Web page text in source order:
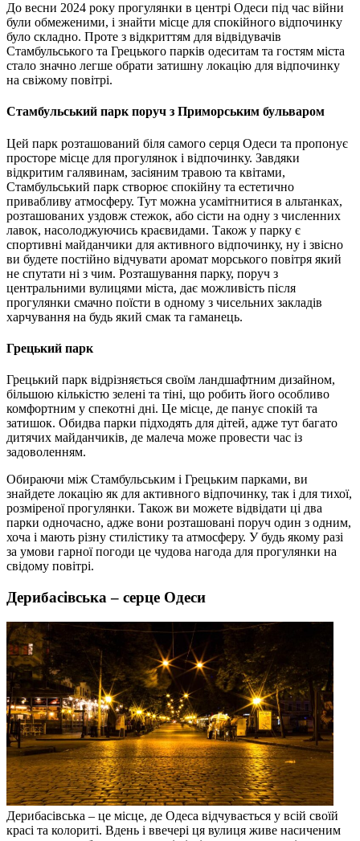
До весни 2024 року прогулянки в центрі Одеси під час війни
були обмеженими, і знайти місце для спокійного відпочинку
було складно. Проте з відкриттям для відвідувачів
Стамбульського та Грецького парків одеситам та гостям міста
стало значно легше обрати затишну локацію для відпочинку
на свіжому повітрі.
Стамбульський парк поруч з Приморським бульваром
Цей парк розташований біля самого серця Одеси та пропонує
просторе місце для прогулянок і відпочинку. Завдяки
відкритим галявинам, засіяним травою та квітами,
Стамбульський парк створює спокійну та естетично
привабливу атмосферу. Тут можна усамітнитися в альтанках,
розташованих уздовж стежок, або сісти на одну з численних
лавок, насолоджуючись краєвидами. Також у парку є
спортивні майданчики для активного відпочинку, ну і звісно
ви будете постійно відчувати аромат морського повітря який
не спутати ні з чим. Розташування парку, поруч з
центральними вулицями міста, дає можливість після
прогулянки смачно поїсти в одному з чисельних закладів
харчування на будь який смак та гаманець.
Грецький парк
Грецький парк відрізняється своїм ландшафтним дизайном,
більшою кількістю зелені та тіні, що робить його особливо
комфортним у спекотні дні. Це місце, де панує спокій та
затишок. Обидва парки підходять для дітей, адже тут багато
дитячих майданчиків, де малеча може провести час із
задоволенням.
Обираючи між Стамбульським і Грецьким парками, ви
знайдете локацію як для активного відпочинку, так і для тихої,
розміреної прогулянки. Також ви можете відвідати ці два
парки одночасно, адже вони розташовані поруч один з одним,
хоча і мають різну стилістику та атмосферу. У будь якому разі
за умови гарної погоди це чудова нагода для прогулянки на
свідому повітрі.
Дерибасівська – серце Одеси
Дерибасівська – це місце, де Одеса відчувається у всій своїй
красі та колориті. Вдень і ввечері ця вулиця живе насиченим